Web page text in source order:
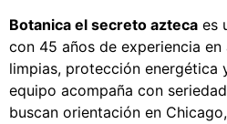
Botanica el secreto azteca es
con 45 años de experiencia en
limpias, protección energética
equipo acompaña con
buscan orientación en